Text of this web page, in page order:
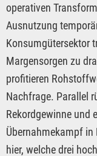
operativen
Ausnutzung
Konsumgütersektor
Margensorgen zu
profitieren
Nachfrage. Parallel
Rekordgewinne und
Übernahmekampf in
hier, welche drei